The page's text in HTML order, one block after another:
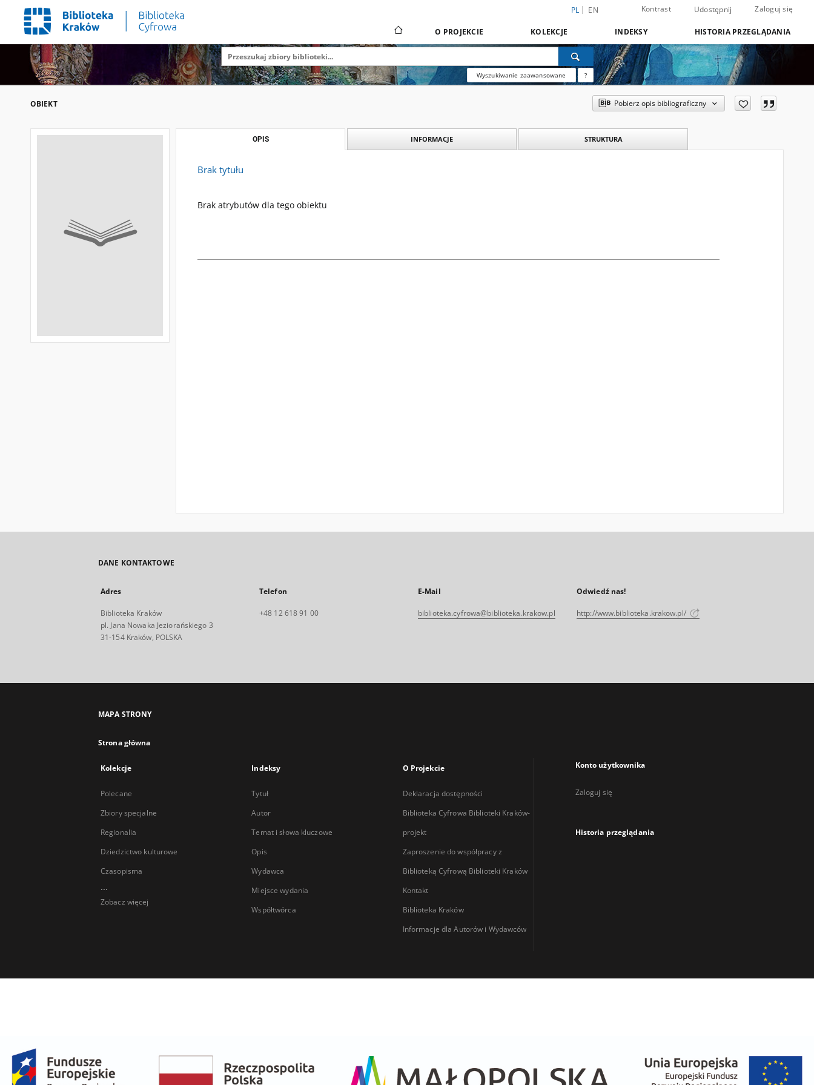
PL EN Kontrast Udostępnij Zaloguj się
O PROJEKCIE KOLEKCJE INDEKSY HISTORIA PRZEGLĄDANIA
Wyszukiwanie zaawansowane ?
OBIEKT Pobierz opis bibliograficzny
OPIS INFORMACJE STRUKTURA
Brak tytułu
Brak atrybutów dla tego obiektu
DANE KONTAKTOWE
Adres
Biblioteka Kraków
pl. Jana Nowaka Jeziorańskiego 3
31-154 Kraków, POLSKA
Telefon
+48 12 618 91 00
E-Mail
biblioteka.cyfrowa@biblioteka.krakow.pl
Odwiedź nas!
http://www.biblioteka.krakow.pl/
MAPA STRONY
Strona główna
Kolekcje
Polecane
Zbiory specjalne
Regionalia
Dziedzictwo kulturowe
Czasopisma
...
Zobacz więcej
Indeksy
Tytuł
Autor
Temat i słowa kluczowe
Opis
Wydawca
Miejsce wydania
Współtwórca
O Projekcie
Deklaracja dostępności
Biblioteka Cyfrowa Biblioteki Kraków-
projekt
Zaproszenie do współpracy z
Biblioteką Cyfrową Biblioteki Kraków
Kontakt
Biblioteka Kraków
Informacje dla Autorów i Wydawców
Konto użytkownika
Zaloguj się
Historia przeglądania